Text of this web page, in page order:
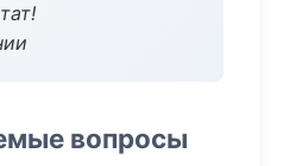
вопросы